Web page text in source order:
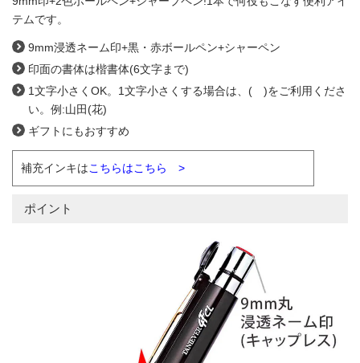
テムです。
9mm浸透ネーム印+黒・赤ボールペン+シャーペン
印面の書体は楷書体(6文字まで)
1文字小さくOK。1文字小さくする場合は、( )をご利用くださ
い。例:山田(花)
ギフトにもおすすめ
補充インキはこちらはこちら >
ポイント